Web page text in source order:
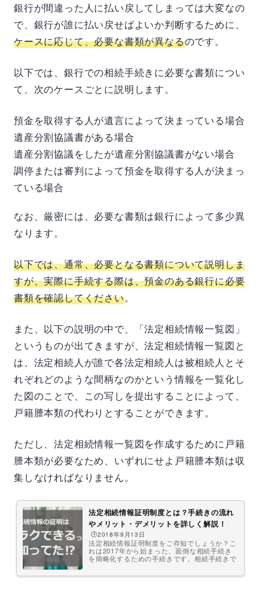
銀行が間違った人に払い戻してしまっては大変なの
で、銀行が誰に払い戻せばよいか判断するために、
ケースに応じて、必要な書類が異なるのです。
以下では、銀行での相続手続きに必要な書類につい
て、次のケースごとに説明します。
預金を取得する人が遺言によって決まっている場合
遺産分割協議書がある場合
遺産分割協議をしたが遺産分割協議書がない場合
調停または審判によって預金を取得する人が決まっ
ている場合
なお、厳密には、必要な書類は銀行によって多少異
なります。
以下では、通常、必要となる書類について説明しま
すが、実際に手続する際は、預金のある銀行に必要
書類を確認してください。
また、以下の説明の中で、「法定相続情報一覧図」
というものが出てきますが、法定相続情報一覧図と
は、法定相続人が誰で各法定相続人は被相続人とそ
れぞれどのような間柄なのかという情報を一覧化し
た図のことで、この写しを提出することによって、
戸籍謄本類の代わりとすることができます。
ただし、法定相続情報一覧図を作成するために戸籍
謄本類が必要なため、いずれにせよ戸籍謄本類は収
集しなければなりません。
法定相続情報証明制度とは？手続きの流れ
やメリット・デメリットを詳しく解説！
🕒️2018年9月13日
法定相続情報証明制度をご存知でしょうか？こ
れは2017年から始まった、面倒な相続手続き
を簡略化するための手続きです。相続手続きで
も提出する必要があります。法定相続情報証明